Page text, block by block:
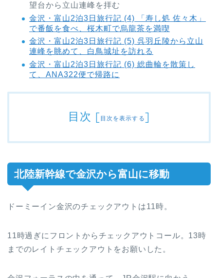
望台から立山連峰を拝む
金沢・富山2泊3日旅行記 (4) 「寿し処 佐々木」
で番飯を食べ、桜木町で烏龍茶を満喫
金沢・富山2泊3日旅行記 (5) 呉羽丘陵から立山
連峰を眺めて、白鳥城址を訪れる
金沢・富山2泊3日旅行記 (6) 総曲輪を散策し
て、ANA322便で帰路に
目次 [目次を表示する]
北陸新幹線で金沢から富山に移動
ドーミーイン金沢のチェックアウトは11時。
11時過ぎにフロントからチェックアウトコール。13時
までのレイトチェックアウトをお願いした。